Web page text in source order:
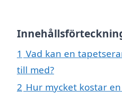
1 Vad kan en
till med?
2 Hur mycket kostar